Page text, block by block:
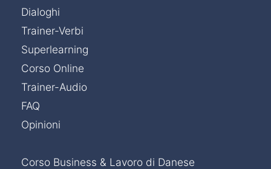
Dialoghi
Trainer-Verbi
Superlearning
Corso Online
Trainer-Audio
FAQ
Opinioni
Corso Business & Lavoro di Danese